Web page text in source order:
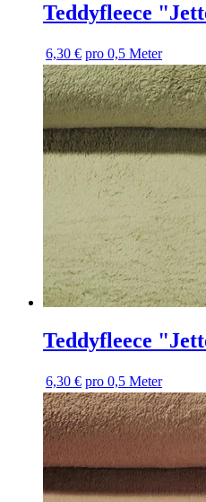
Teddyfleece
6,30 € pro 0,5 Meter
Teddyfleece
6,30 € pro 0,5 Meter